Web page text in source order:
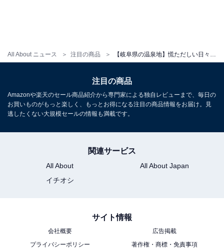
All About ニュース 注目の商品
交通手段：JR高山駅より濃飛バスで約70分「福地温泉」
下車徒歩1分／中部縦貫自動車道「高山西IC」より約60
分
大人1名（参考価格）：2万4310円
※料金は公式Webサイト参考価格
※プラン・部屋により価格は変動します
チェックイン：15:00
チェックアウト：11:00
注目の商品
Amazonや楽天のセール商品紹介から専門家による独自レビューまで、毎日の
お買いものがもっと楽しく、もっとお得になる注目の商品情報をお届け。見
逃したくない大規模セールの情報も満載です。
関連サービス
All About
All About Japan
イチオシ
サイト情報
会社概要
広告掲載
プライバシーポリシー
著作権・商標・免責事項